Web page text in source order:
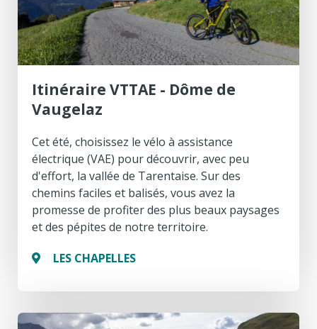
Itinéraire VTTAE - Dôme de
Vaugelaz
Cet été, choisissez le vélo à assistance
électrique (VAE) pour découvrir, avec peu
d'effort, la vallée de Tarentaise. Sur des
chemins faciles et balisés, vous avez la
promesse de profiter des plus beaux paysages
et des pépites de notre territoire.
LES CHAPELLES